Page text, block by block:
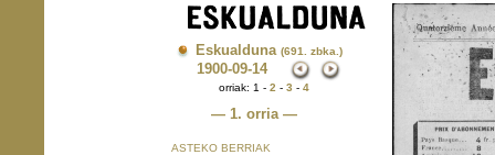
Eskualduna (691. zbka.)
1900-09-14
orriak: 1 - 2 - 3 - 4
— 1. orria —
ASTEKO BERRIAK